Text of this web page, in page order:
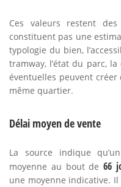
Ces valeurs restent
constituent pas une
typologie du bien,
tramway, l’état du parc,
éventuelles peuvent créer
même quartier.
Délai moyen de vente
La source indique
moyenne au bout de66
une moyenne indicative.